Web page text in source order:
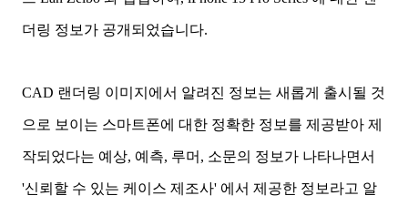
더링 정보가 공개되었습니다.
CAD 랜더링 이미지에서 알려진 정보는 새롭게 출시될 것
으로 보이는 스마트폰에 대한 정확한 정보를 제공받아 제
작되었다는 예상, 예측, 루머, 소문의 정보가 나타나면서
'신뢰할 수 있는 케이스 제조사' 에서 제공한 정보라고 알